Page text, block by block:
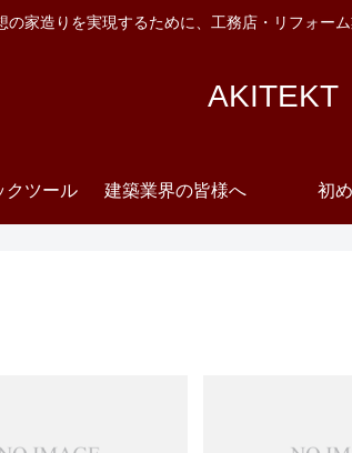
の家造りを実現するために、工務店・リフォー
AKITEKT
クツール 建築業界の皆様へ 初